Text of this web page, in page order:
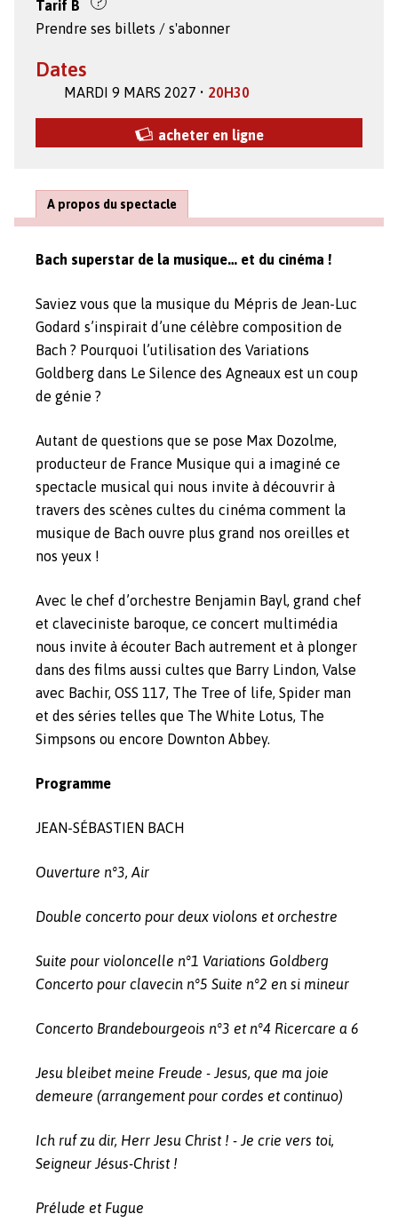
Tarif B
Prendre ses billets / s'abonner
Dates
MARDI 9 MARS 2027 • 20H30
acheter en ligne
A propos du spectacle
Bach superstar de la musique… et du cinéma !
Saviez vous que la musique du Mépris de Jean-Luc
Godard s’inspirait d’une célèbre composition de
Bach ? Pourquoi l’utilisation des Variations
Goldberg dans Le Silence des Agneaux est un coup
de génie ?
Autant de questions que se pose Max Dozolme,
producteur de France Musique qui a imaginé ce
spectacle musical qui nous invite à découvrir à
travers des scènes cultes du cinéma comment la
musique de Bach ouvre plus grand nos oreilles et
nos yeux !
Avec le chef d’orchestre Benjamin Bayl, grand chef
et claveciniste baroque, ce concert multimédia
nous invite à écouter Bach autrement et à plonger
dans des films aussi cultes que Barry Lindon, Valse
avec Bachir, OSS 117, The Tree of life, Spider man
et des séries telles que The White Lotus, The
Simpsons ou encore Downton Abbey.
Programme
JEAN-SÉBASTIEN BACH
Ouverture n°3, Air
Double concerto pour deux violons et orchestre
Suite pour violoncelle n°1 Variations Goldberg
Concerto pour clavecin n°5 Suite n°2 en si mineur
Concerto Brandebourgeois n°3 et n°4 Ricercare a 6
Jesu bleibet meine Freude - Jesus, que ma joie
demeure (arrangement pour cordes et continuo)
Ich ruf zu dir, Herr Jesu Christ ! - Je crie vers toi,
Seigneur Jésus-Christ !
Prélude et Fugue